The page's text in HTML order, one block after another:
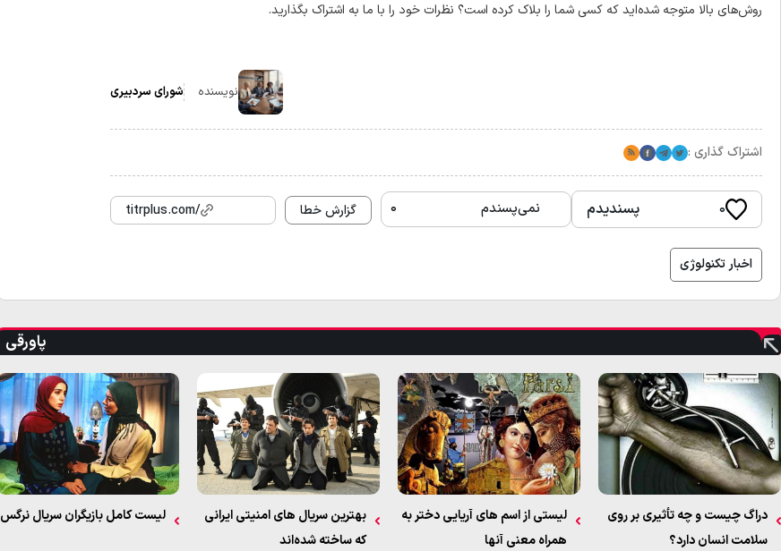
روش‌های بالا متوجه شده‌اید که کسی شما را بلاک کرده است؟ نظرات خود را با ما به اشتراک بگذارید.
نویسنده شورای سردبیری
اشتراک گذاری :توییترتلگرامفیسبوک
RSS
۰ پسندیدم نمی‌پسندم ۰ گزارش خطا titrplus.com/
اخبار تکنولوژی
پاورقی
دراگ چیست و چه تأثیری بر روی
سلامت انسان دارد؟
لیستی از اسم های آریایی دختر به
همراه معنی آنها
بهترین سریال‌ های امنیتی ایرانی
که ساخته شده‌اند
لیست کامل بازیگران سریال نرگس